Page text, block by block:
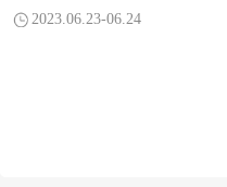
2023.06.23-06.24